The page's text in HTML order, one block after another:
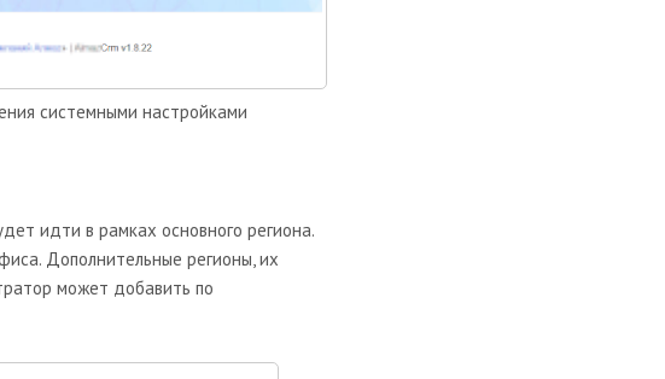
системными настройками
идти в рамках основного региона.
Дополнительные регионы, их
может добавить по